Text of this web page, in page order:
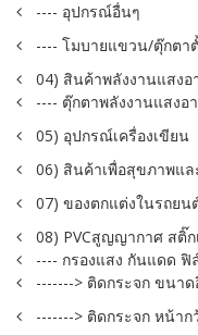
---- อุปกรณ์อื่นๆ
---- โมบายแขวน/ตุ๊กตา
04) สินค้าพลังงานแสงอ
---- ตุ๊กตาพลังงานแสงอ
05) อุปกรณ์เครื่องเขียน
06) สินค้าเพื่อสุขภาพแล
07) ของตกแต่งในรถยน
08) PVCสูญญากาศ สติ๊
---- กรองแสง กันแดด ฟิ
-------> ติดกระจก ขนา
-------> ติดกระจก หน้าก